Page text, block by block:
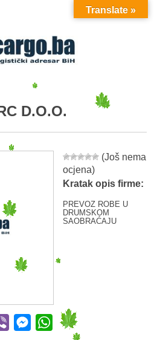
MENU
D.O.O.
(Još nema
ocjena)
Kratak opis firme:
PREVOZ ROBE U
DRUMSKOM
SAOBRAĆAJU
Viber Messenger
WhatsApp
Translate »